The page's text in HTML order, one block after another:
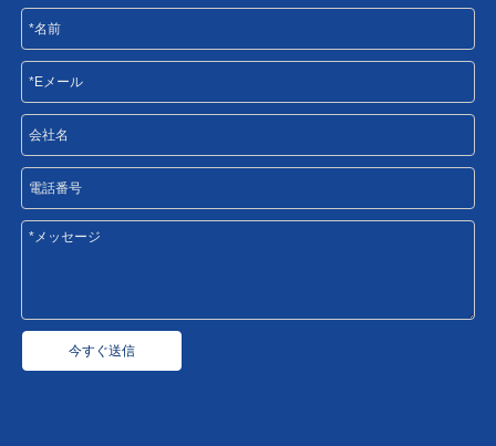
今すぐ送信